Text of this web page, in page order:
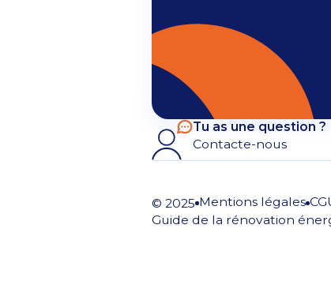
Tu as une question ?
Contacte-nous
© 2025 Mentions légales
Guide de la rénovation